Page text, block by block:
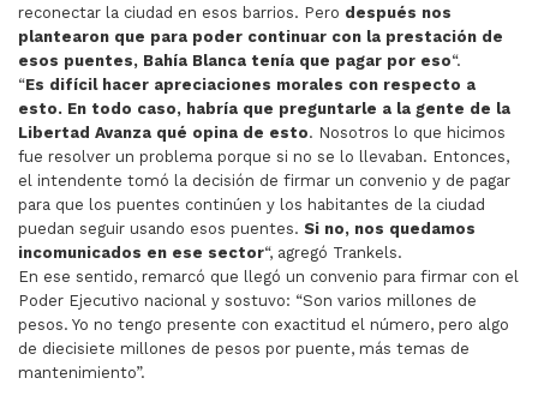
reconectar la ciudad en esos barrios. Pero después nos
plantearon que para poder continuar con la prestación de
esos puentes, Bahía Blanca tenía que pagar por eso“.
“Es difícil hacer apreciaciones morales con respecto a
esto. En todo caso, habría que preguntarle a la gente de la
Libertad Avanza qué opina de esto. Nosotros lo que hicimos
fue resolver un problema porque si no se lo llevaban. Entonces,
el intendente tomó la decisión de firmar un convenio y de pagar
para que los puentes continúen y los habitantes de la ciudad
puedan seguir usando esos puentes. Si no, nos quedamos
incomunicados en ese sector“, agregó Trankels.
En ese sentido, remarcó que llegó un convenio para firmar con el
Poder Ejecutivo nacional y sostuvo: “Son varios millones de
pesos. Yo no tengo presente con exactitud el número, pero algo
de diecisiete millones de pesos por puente, más temas de
mantenimiento”.